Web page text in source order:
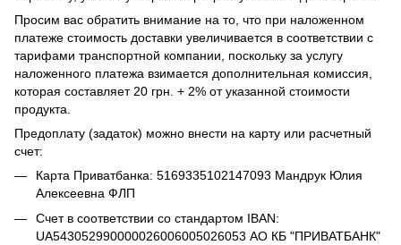
Просим вас обратить внимание на то, что при наложенном
платеже стоимость доставки увеличивается в соответствии с
тарифами транспортной компании, поскольку за услугу
наложенного платежа взимается дополнительная комиссия,
которая составляет 20 грн. + 2% от указанной стоимости
продукта.
Предоплату (задаток) можно внести на карту или расчетный
счет:
Карта Приватбанка: 5169335102147093 Мандрук Юлия
Алексеевна ФЛП
Счет в соответствии со стандартом IBAN:
UA543052990000026006005026053 АО КБ "ПРИВАТБАНК"